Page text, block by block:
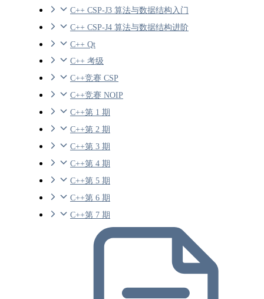
C++ CSP-J3 算法与数据结构入门
C++ CSP-J4 算法与数据结构进阶
C++ Qt
C++ 考级
C++竞赛 CSP
C++竞赛 NOIP
C++第 1 期
C++第 2 期
C++第 3 期
C++第 4 期
C++第 5 期
C++第 6 期
C++第 7 期